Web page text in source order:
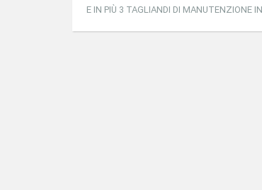
E IN PIÙ 3 TAGLIANDI DI MANUTENZIONE